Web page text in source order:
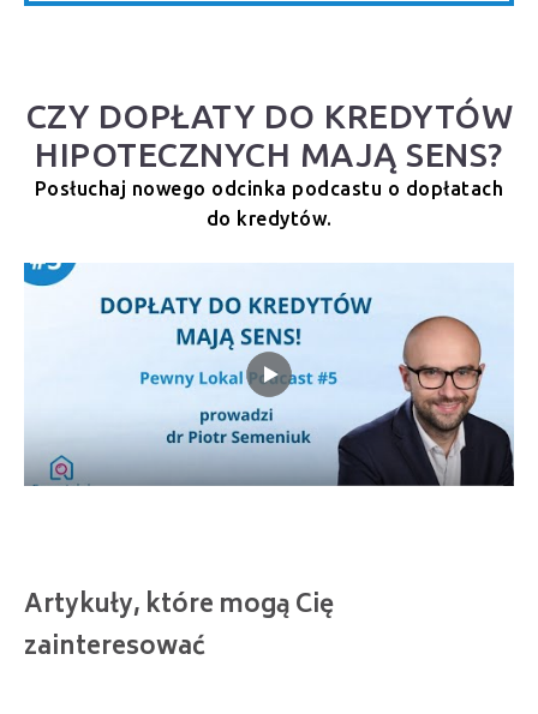
CZY DOPŁATY DO KREDYTÓW
HIPOTECZNYCH MAJĄ SENS?
Posłuchaj nowego odcinka podcastu o dopłatach
do kredytów.
Artykuły, które mogą Cię
zainteresować